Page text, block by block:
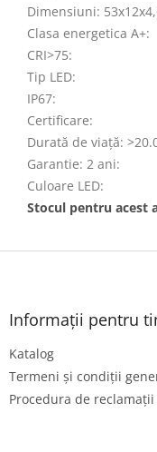
Dimensiuni:
Clasa energetica A+:
CRI>75:
Tip LED:
IP67:
Certificare:
Durată de viață:
Garantie: 2 ani:
Culoare LED:
Stocul pentru acest
S
Informații pentru
Katalog
Termeni și condiții
Procedura de reclamații